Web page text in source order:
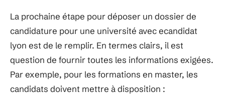
La prochaine étape pour déposer un dossier de
candidature pour une université avec ecandidat
lyon est de le remplir. En termes clairs, il est
question de fournir toutes les informations exigées.
Par exemple, pour les formations en master, les
candidats doivent mettre à disposition :